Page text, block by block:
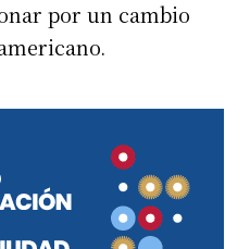
por un cambio